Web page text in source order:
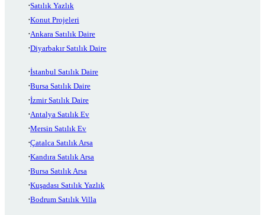
Satılık Yazlık
Konut Projeleri
Ankara Satılık Daire
Diyarbakır Satılık Daire
İstanbul Satılık Daire
Bursa Satılık Daire
İzmir Satılık Daire
Antalya Satılık Ev
Mersin Satılık Ev
Çatalca Satılık Arsa
Kandıra Satılık Arsa
Bursa Satılık Arsa
Kuşadası Satılık Yazlık
Bodrum Satılık Villa